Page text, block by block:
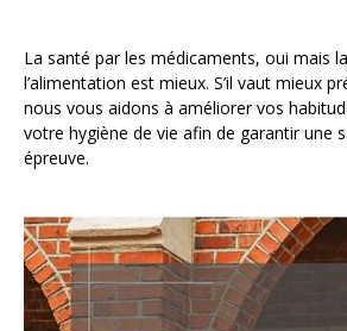
La santé par les médicaments, oui mais
l’alimentation est mieux. S’il vaut mieux
nous vous aidons à améliorer vos
votre hygiène de vie afin de garantir une
épreuve.